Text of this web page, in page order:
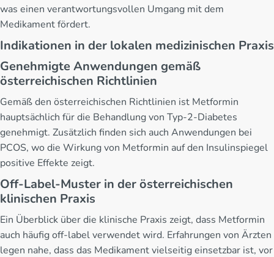
was einen verantwortungsvollen Umgang mit dem
Medikament fördert.
Indikationen in der lokalen medizinischen Praxis
Genehmigte Anwendungen gemäß
österreichischen Richtlinien
Gemäß den österreichischen Richtlinien ist Metformin
hauptsächlich für die Behandlung von Typ-2-Diabetes
genehmigt. Zusätzlich finden sich auch Anwendungen bei
PCOS, wo die Wirkung von Metformin auf den Insulinspiegel
positive Effekte zeigt.
Off-Label-Muster in der österreichischen
klinischen Praxis
Ein Überblick über die klinische Praxis zeigt, dass Metformin
auch häufig off-label verwendet wird. Erfahrungen von Ärzten
legen nahe, dass das Medikament vielseitig einsetzbar ist, vor